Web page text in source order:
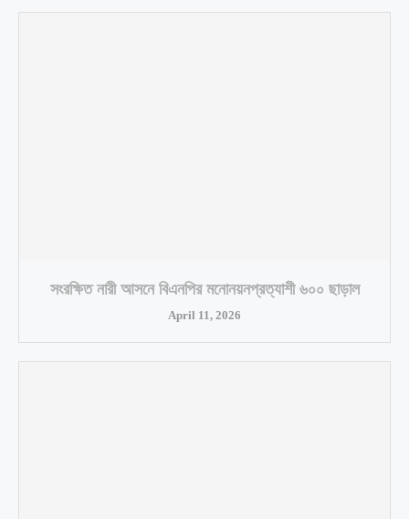
সংরক্ষিত নারী আসনে বিএনপির মনোনয়নপ্রত্যাশী ৬০০ ছাড়াল
April 11, 2026